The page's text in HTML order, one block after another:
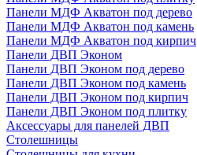
Панели МДФ Акватон под дерево
Панели МДФ Акватон под камень
Панели МДФ Акватон под кирпич
Панели ДВП Эконом
Панели ДВП Эконом под дерево
Панели ДВП Эконом под камень
Панели ДВП Эконом под кирпич
Панели ДВП Эконом под плитку
Аксессуары для панелей ДВП
Столешницы